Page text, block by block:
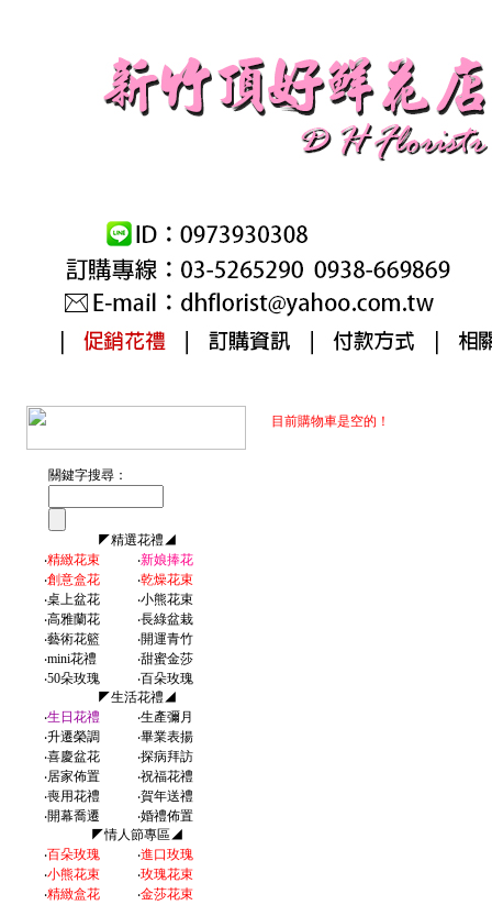
關鍵字搜尋：
◤精選花禮◢
‧精緻花束 ‧新娘捧花
‧創意盒花 ‧乾燥花束
‧桌上盆花 ‧小熊花束
‧高雅蘭花 ‧長綠盆栽
‧藝術花籃 ‧開運青竹
‧mini花禮 ‧甜蜜金莎
‧50朵玫瑰 ‧百朵玫瑰
◤生活花禮◢
‧生日花禮 ‧生產彌月
‧升遷榮調 ‧畢業表揚
‧喜慶盆花 ‧探病拜訪
‧居家佈置 ‧祝福花禮
‧喪用花禮 ‧賀年送禮
‧開幕喬遷 ‧婚禮佈置
◤情人節專區◢
‧百朵玫瑰 ‧進口玫瑰
‧小熊花束 ‧玫瑰花束
‧精緻盒花 ‧金莎花束
目前購物車是空的！